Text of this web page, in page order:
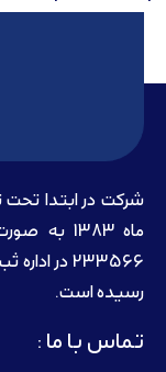
ماه
233566
رسيده است.
تماس با ما :